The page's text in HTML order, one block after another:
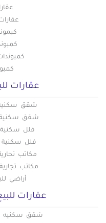
عقارات
شقق سكنية
شقق سكنية
فلل سكنية
فلل سكنية
مكاتب
مكاتب
أراضي
عقارات
شقق سكنيه